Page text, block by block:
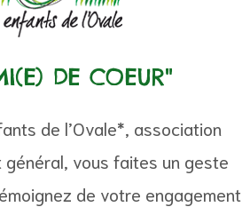
DE COEUR"
de l’Ovale*, association
général, vous faites un geste
de votre engagement